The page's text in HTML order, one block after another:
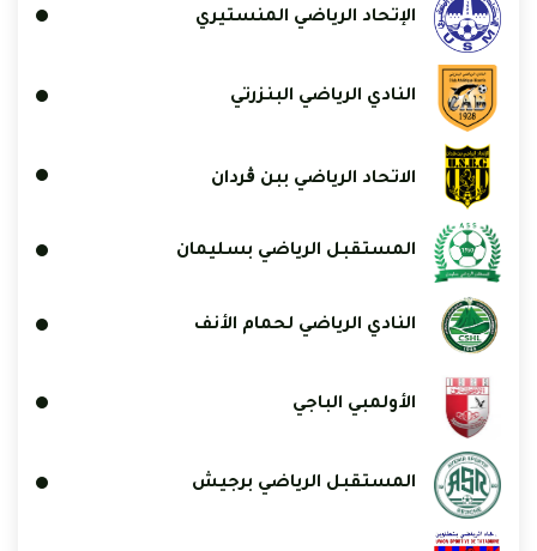
الإتحاد الرياضي المنستيري
النادي الرياضي البنزرتي
الاتحاد الرياضي ببن ڨردان
المستقبل الرياضي بسليمان
النادي الرياضي لحمام الأنف
الأولمبي الباجي
المستقبل الرياضي برجيش